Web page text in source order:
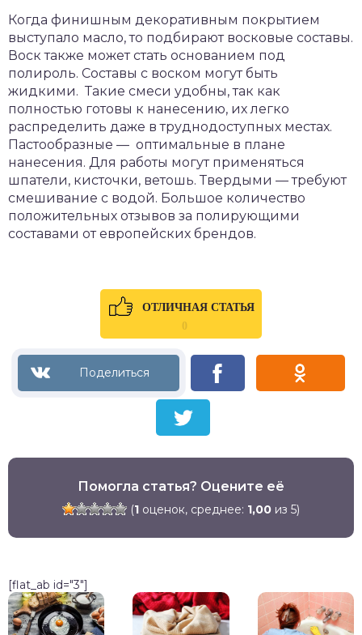
Когда финишным декоративным покрытием
выступало масло, то подбирают восковые составы.
Воск также может стать основанием под
полироль. Составы с воском могут быть
жидкими. Такие смеси удобны, так как
полностью готовы к нанесению, их легко
распределить даже в труднодоступных местах.
Пастообразные — оптимальные в плане
нанесения. Для работы могут применяться
шпатели, кисточки, ветошь. Твердыми — требуют
смешивание с водой. Большое количество
положительных отзывов за полирующими
составами от европейских брендов.
ОТЛИЧНАЯ СТАТЬЯ
0
Помогла статья? Оцените её
(1 оценок, среднее: 1,00 из 5)
[flat_ab id="3"]